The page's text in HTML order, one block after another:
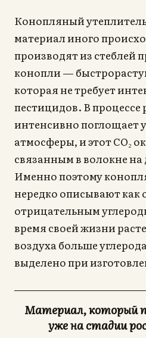
Конопляный
материал иного
производят из
конопли —
которая не требует
пестицидов. В процессе
интенсивно поглощает
атмосферы, и этот CO₂
связанным в волокне на
Именно поэтому
нередко описывают
отрицательным
время своей жизни
воздуха больше
выделено при
Материал, который
уже на стадии